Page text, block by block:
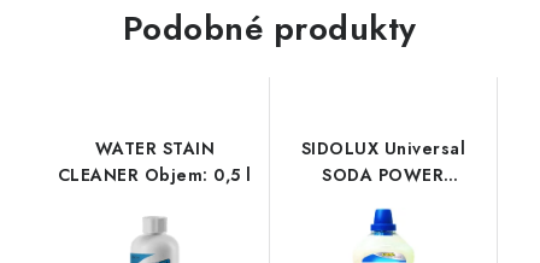
Podobné produkty
WATER STAIN
CLEANER Objem: 0,5 l
SIDOLUX Universal
SODA POWER
MARSEILL SOAP
Objem: 1 l